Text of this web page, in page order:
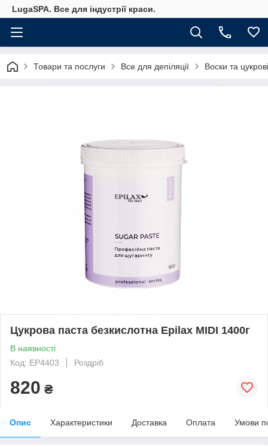
LugaSPA. Все для індустрії краси.
Товари та послуги Все для депіляції Воски та
Цукрова паста безкислотна Epilax MIDI 1400г
В наявності
Код: EP4403
Роздріб
820 ₴
Опис Характеристики Доставка Оплата Умови